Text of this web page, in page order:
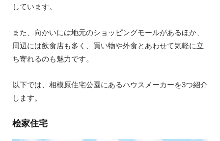
しています。
また、向かいには地元のショッピングモールがあるほか、
周辺には飲食店も多く、買い物や外食とあわせて気軽に立
ち寄れるのも魅力です。
以下では、相模原住宅公園にあるハウスメーカーを3つ紹介
します。
桧家住宅